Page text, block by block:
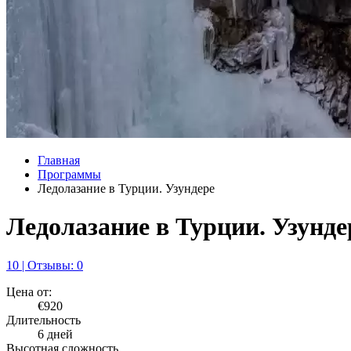
Главная
Программы
Ледолазание в Турции. Узундере
Ледолазание в Турции.
10 | Отзывы: 0
Цена от:
€920
Длительность
6 дней
Высотная сложность